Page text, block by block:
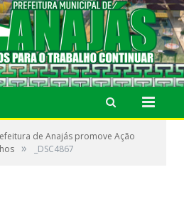
de Anajás promove Ação
» _DSC4867